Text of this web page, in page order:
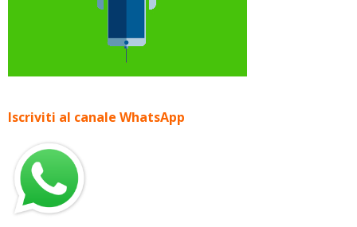
Iscriviti al canale WhatsApp